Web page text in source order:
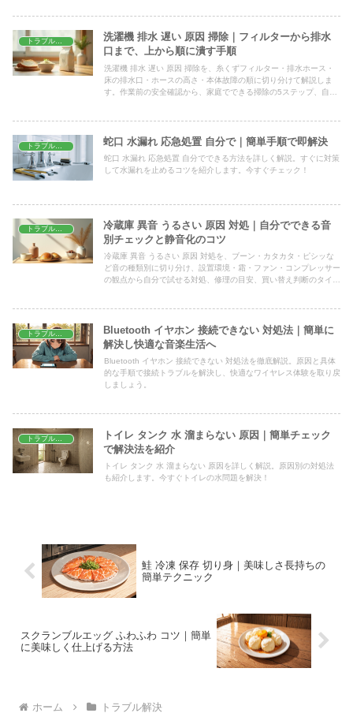
洗濯機 排水 遅い 原因 掃除｜フィルターから排水
口まで、上から順に潰す手順
洗濯機 排水 遅い 原因 掃除を、糸くずフィルター・排水ホース・
床の排水口・ホースの高さ・本体故障の順に切り分けて解説しま
す。作業前の安全確認から、家庭でできる掃除の5ステップ、自分
蛇口 水漏れ 応急処置 自分で｜簡単手順で即解決
蛇口 水漏れ 応急処置 自分でできる方法を詳しく解説。すぐに対策
して水漏れを止めるコツを紹介します。今すぐチェック！
トラブル解決
冷蔵庫 異音 うるさい 原因 対処｜自分でできる音
別チェックと静音化のコツ
冷蔵庫 異音 うるさい 原因 対処を、ブーン・カタカタ・ピシッな
ど音の種類別に切り分け、設置環境・霜・ファン・コンプレッサー
の観点から自分で試せる対処、修理の目安、買い替え判断のタイミ
トラブル解決
Bluetooth イヤホン 接続できない 対処法｜簡単に
解決し快適な音楽生活へ
Bluetooth イヤホン 接続できない 対処法を徹底解説。原因と具体
的な手順で接続トラブルを解決し、快適なワイヤレス体験を取り戻
しましょう。
トラブル解決
トイレ タンク 水 溜まらない 原因｜簡単チェック
で解決法を紹介
トイレ タンク 水 溜まらない 原因を詳しく解説。原因別の対処法
も紹介します。今すぐトイレの水問題を解決！
鮭 冷凍 保存 切り身｜美味しさ長持ちの
簡単テクニック
スクランブルエッグ ふわふわ コツ｜簡単
に美味しく仕上げる方法
ホーム トラブル解決